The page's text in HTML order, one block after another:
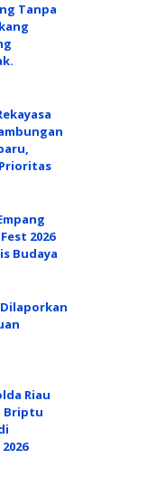
Tanpa
2026
Budaya
Riau
Briptu